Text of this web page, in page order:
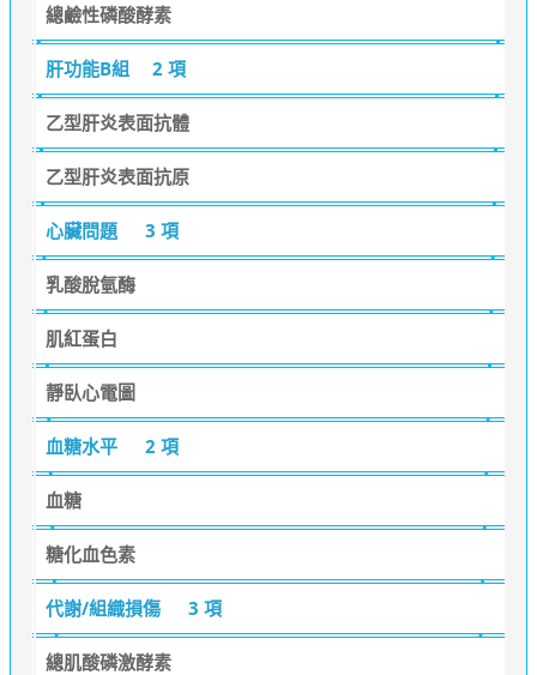
總鹼性磷酸酵素
肝功能B組 2 項
乙型肝炎表面抗體
乙型肝炎表面抗原
心臟問題 3 項
乳酸脫氫酶
肌紅蛋白
靜臥心電圖
血糖水平 2 項
血糖
糖化血色素
代謝/組織損傷 3 項
總肌酸磷激酵素